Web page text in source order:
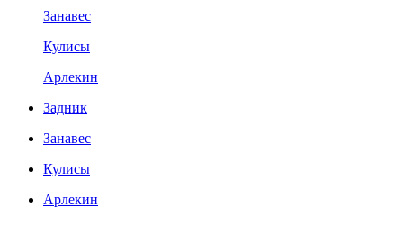
Занавес
Кулисы
Арлекин
Задник
Занавес
Кулисы
Арлекин